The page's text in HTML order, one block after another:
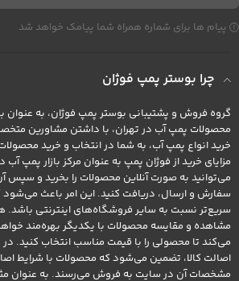
پیام ها برای شماره همراه شما پیامک خواهد شد
چرا بوستر پمپ فوژان
گروه فروش و پشتیبانی بوستر پمپ فوژان، به عنوان
محصولات پمپ آب در تهران، با داشتن مشاورین
خرید انواع پمپ آب، به شما در انتخاب و خرید
مزایای خرید از فوژان پمپ به عنوان مرکز بازار پمپ
می‌توانید به صورت آنلاین محصولات را بخرید و سپس
سفارش و ارسال، دریافت کنید. این امر باعث می‌شود
سریع‌تر نسبت به سایر فروشگاه‌های اینترنتی باشد.
مشاهده و مقایسه محصولات با یکدیگر بهره‌مند
می‌کند تا محصولی را با قیمت مناسب انتخاب کنید. در
اصالت کالا، تضمین می‌شود که محصولات با شرایط
مشخصات آن در سایت به فروش می‌رسند. به عنوان